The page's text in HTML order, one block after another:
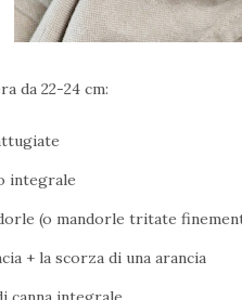
da 22-24 cm:
integrale
(o mandorle tritate
+ la scorza di una arancia